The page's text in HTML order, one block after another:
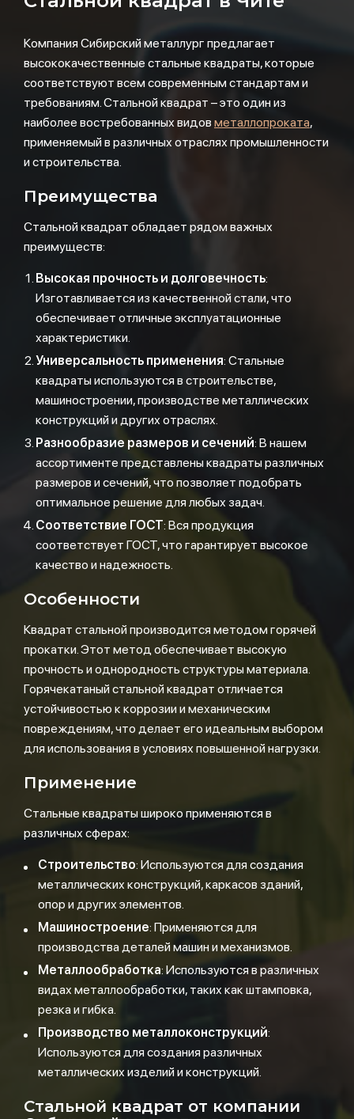
Компания Сибирский металлург предлагает
высококачественные стальные квадраты, которые
соответствуют всем современным стандартам и
требованиям. Стальной квадрат – это один из
наиболее востребованных видов металлопроката,
применяемый в различных отраслях промышленности
и строительства.
Преимущества
Стальной квадрат обладает рядом важных
преимуществ:
Высокая прочность и долговечность:
Изготавливается из качественной стали, что
обеспечивает отличные эксплуатационные
характеристики.
Универсальность применения: Стальные
квадраты используются в строительстве,
машиностроении, производстве металлических
конструкций и других отраслях.
Разнообразие размеров и сечений: В нашем
ассортименте представлены квадраты различных
размеров и сечений, что позволяет подобрать
оптимальное решение для любых задач.
Соответствие ГОСТ: Вся продукция
соответствует ГОСТ, что гарантирует высокое
качество и надежность.
Особенности
Квадрат стальной производится методом горячей
прокатки. Этот метод обеспечивает высокую
прочность и однородность структуры материала.
Горячекатаный стальной квадрат отличается
устойчивостью к коррозии и механическим
повреждениям, что делает его идеальным выбором
для использования в условиях повышенной нагрузки.
Применение
Стальные квадраты широко применяются в
различных сферах:
Строительство: Используются для создания
металлических конструкций, каркасов зданий,
опор и других элементов.
Машиностроение: Применяются для
производства деталей машин и механизмов.
Металлообработка: Используются в различных
видах металлообработки, таких как штамповка,
резка и гибка.
Производство металлоконструкций:
Используются для создания различных
металлических изделий и конструкций.
Стальной квадрат от компании